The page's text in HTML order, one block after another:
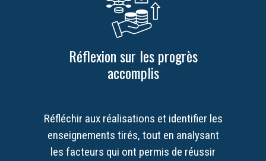
Réflexion sur les progrès
accomplis
Réfléchir aux réalisations et identifier les
enseignements tirés, tout en analysant
les facteurs qui ont permis de réussir